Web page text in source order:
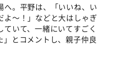
へ。平野は、「いいね、い
～！」などと大はしゃぎ
いて、一緒にいてすごく
とコメントし、親子仲良